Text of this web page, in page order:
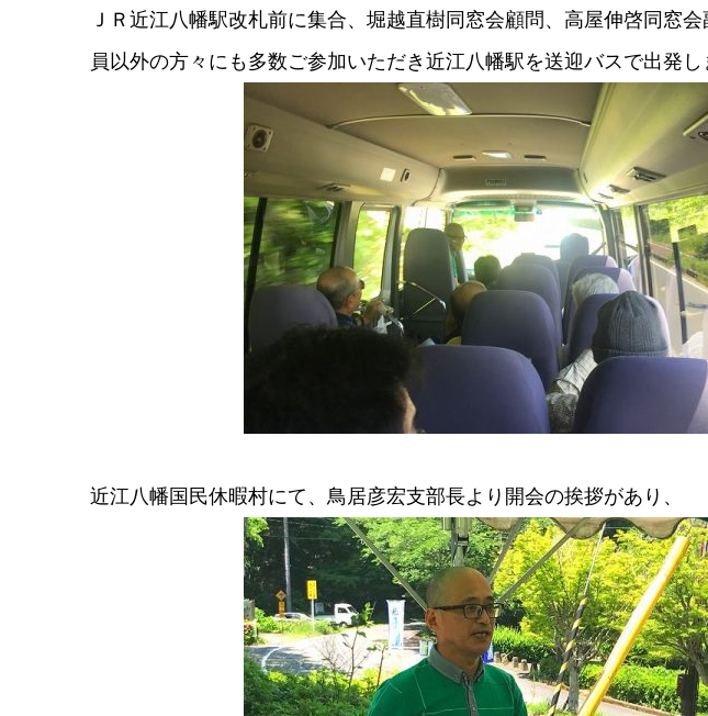
ＪＲ近江八幡駅改札前に集合、堀越直樹同窓会顧問、高屋伸啓同窓
員以外の方々にも多数ご参加いただき近江八幡駅を送迎バスで出発し
近江八幡国民休暇村にて、鳥居彦宏支部長より開会の挨拶があり、